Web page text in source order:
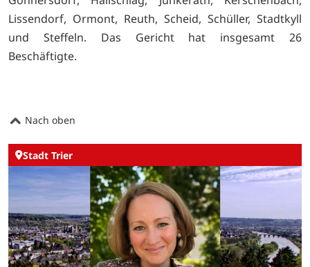
Lissendorf, Ormont, Reuth, Scheid, Schüller, Stadtkyll
und Steffeln. Das Gericht hat insgesamt 26
Beschäftigte.
Nach oben
Stadt Trier